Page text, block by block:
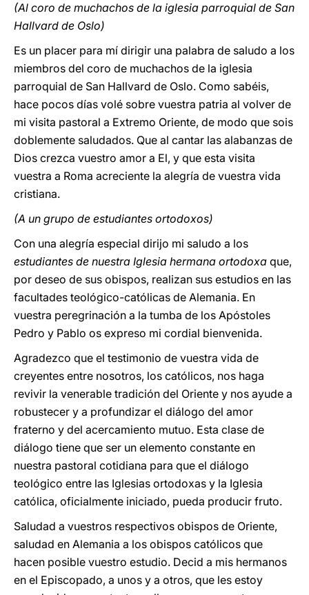
(Al coro de muchachos de la iglesia parroquial de San
Hallvard de Oslo)
Es un placer para mí dirigir una palabra de saludo a los
miembros del coro de muchachos de la iglesia
parroquial de San Hallvard de Oslo. Como sabéis,
hace pocos días volé sobre vuestra patria al volver de
mi visita pastoral a Extremo Oriente, de modo que sois
doblemente saludados. Que al cantar las alabanzas de
Dios crezca vuestro amor a El, y que esta visita
vuestra a Roma acreciente la alegría de vuestra vida
cristiana.
(A un grupo de estudiantes ortodoxos)
Con una alegría especial dirijo mi saludo a los
estudiantes de nuestra Iglesia hermana ortodoxa que,
por deseo de sus obispos, realizan sus estudios en las
facultades teológico-católicas de Alemania. En
vuestra peregrinación a la tumba de los Apóstoles
Pedro y Pablo os expreso mi cordial bienvenida.
Agradezco que el testimonio de vuestra vida de
creyentes entre nosotros, los católicos, nos haga
revivir la venerable tradición del Oriente y nos ayude a
robustecer y a profundizar el diálogo del amor
fraterno y del acercamiento mutuo. Esta clase de
diálogo tiene que ser un elemento constante en
nuestra pastoral cotidiana para que el diálogo
teológico entre las Iglesias ortodoxas y la Iglesia
católica, oficialmente iniciado, pueda producir fruto.
Saludad a vuestros respectivos obispos de Oriente,
saludad en Alemania a los obispos católicos que
hacen posible vuestro estudio. Decid a mis hermanos
en el Episcopado, a unos y a otros, que les estoy